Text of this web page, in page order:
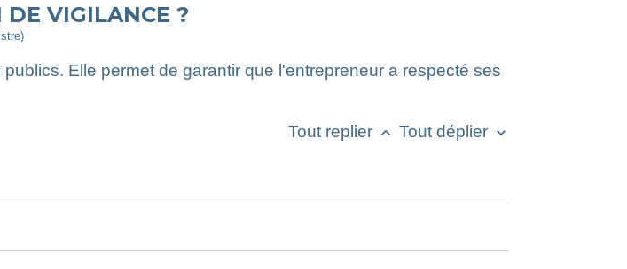
VIGILANCE ?
Elle permet de garantir que l'entrepreneur a respecté ses
Tout replier keyboard_arrow_up Tout déplier keyboard_arrow_down